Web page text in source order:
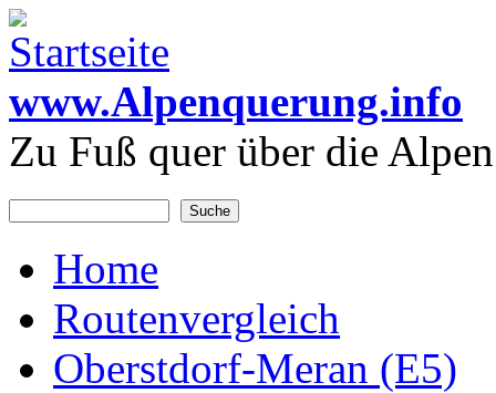
Direkt zum Inhalt
www.Alpenquerung.info
Zu Fuß quer über die Alpen
Hauptmenü
Home
Routenvergleich
Oberstdorf-Meran (E5)